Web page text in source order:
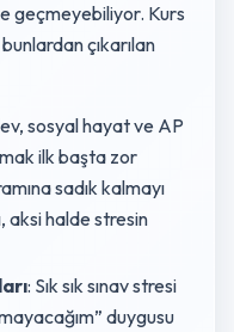
geçmeyebiliyor. Kurs
çıkarılan
sosyal hayat ve AP
ilk başta zor
sadık kalmayı
aksi halde stresin
: Sık sık sınav stresi
duygusu